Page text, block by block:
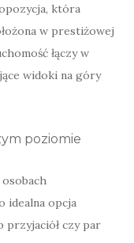
która
w prestiżowej
łączy w
widoki na góry
poziomie
idealna opcja
przyjaciół czy par